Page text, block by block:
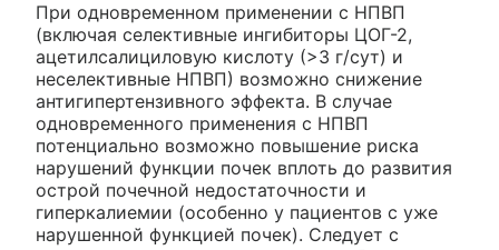
При одновременном применении с НПВП
(включая селективные ингибиторы ЦОГ-2,
ацетилсалициловую кислоту (>3 г/сут) и
неселективные НПВП) возможно снижение
антигипертензивного эффекта. В случае
одновременного применения с НПВП
потенциально возможно повышение риска
нарушений функции почек вплоть до развития
острой почечной недостаточности и
гиперкалиемии (особенно у пациентов с уже
нарушенной функцией почек). Следует с